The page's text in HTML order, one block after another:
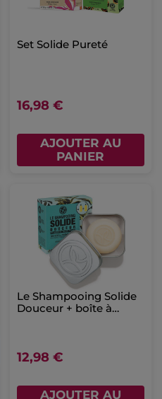
Set Solide Pureté
16,98 €
AJOUTER AU
PANIER
Le Shampooing Solide
Douceur + boîte à
12,98 €
AJOUTER AU